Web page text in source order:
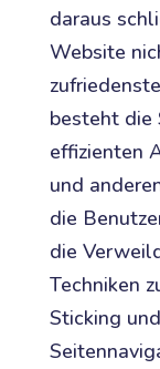
daraus
Website
besteht die
effizienten
und
die
die
Techniken
Sticking